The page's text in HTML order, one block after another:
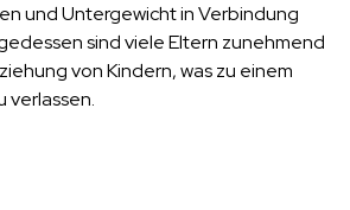
und Untergewicht in Verbindung
sind viele Eltern zunehmend
von Kindern, was zu einem
verlassen.